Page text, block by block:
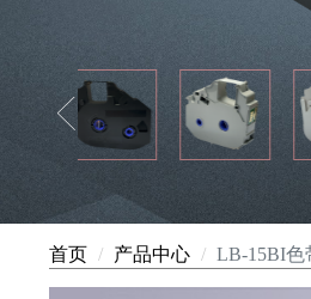
首页 产品中心 LB-15BI色